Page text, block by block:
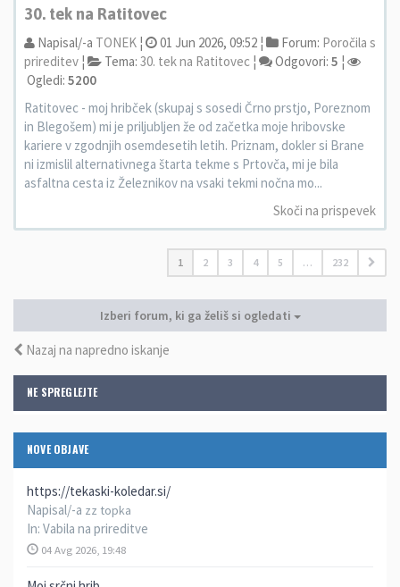
NE SPREGLEJTE
NOVE OBJAVE
https://tekaski-koledar.si/
Napisal/-a zz topka
In: Vabila na prireditve
04 Avg 2026, 19:48
30. tek na Ratitovec
Napisal/-a TONEK ¦ 01 Jun 2026, 09:52 ¦ Forum: Poročila s
prireditev ¦ Tema: 30. tek na Ratitovec ¦ Odgovori: 5 ¦
Ogledi: 5200
Ratitovec - moj hribček (skupaj s sosedi Črno prstjo, Poreznom
in Blegošem) mi je priljubljen že od začetka moje hribovske
kariere v zgodnjih osemdesetih letih. Priznam, dokler si Brane
ni izmislil alternativnega štarta tekme s Prtovča, mi je bila
asfaltna cesta iz Železnikov na vsaki tekmi nočna mo...
Skoči na prispevek
1 2 3 4 5 … 232
Izberi forum, ki ga želiš si ogledati
Nazaj na napredno iskanje